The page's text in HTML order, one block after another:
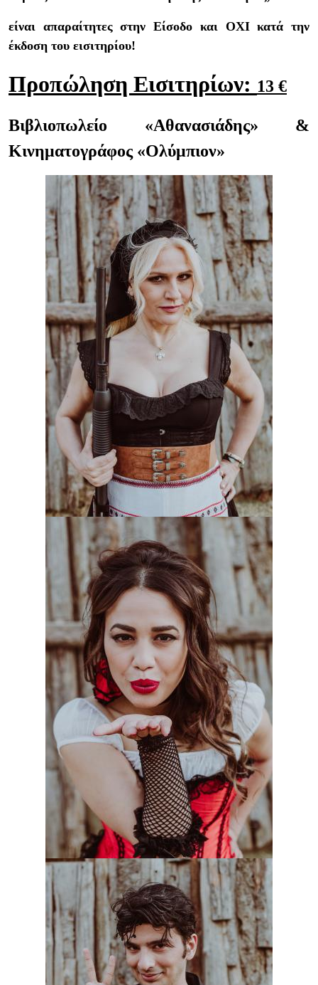
είναι απαραίτητες στην Είσοδο και ΟΧΙ κατά την
έκδοση του εισιτηρίου!
Προπώληση Εισιτηρίων: 13 €
Βιβλιοπωλείο «Αθανασιάδης» &
Κινηματογράφος «Ολύμπιον»